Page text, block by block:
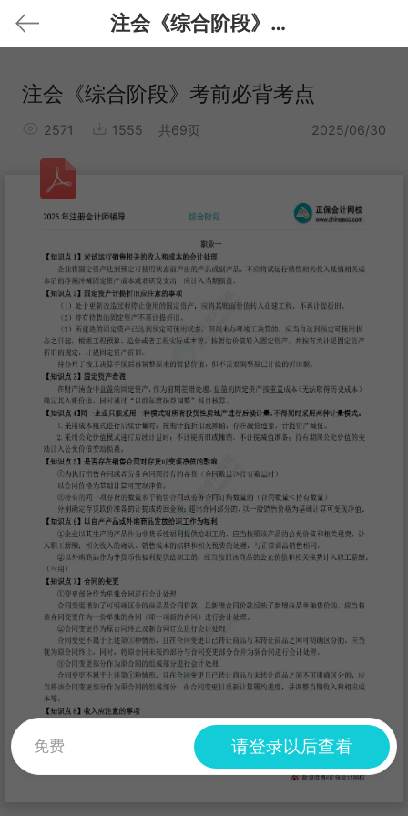
注会《综合阶段》考前必背考点
注会《综合阶段》考前必背考点
2571 1555 共69页 2025/06/30
免费 请登录以后查看